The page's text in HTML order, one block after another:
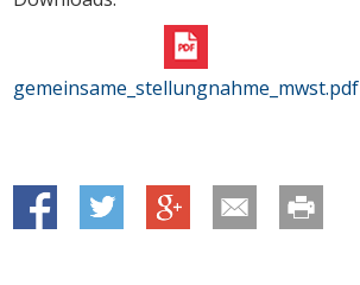
gemeinsame_stellungnahme_mwst.pdf